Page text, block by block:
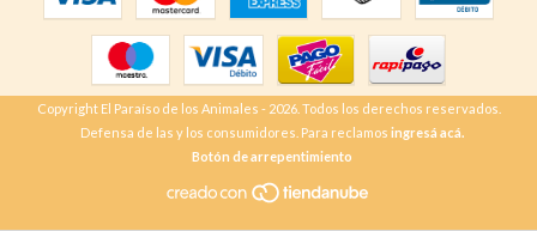
Copyright El Paraíso de los Animales - 2026. Todos los derechos reservados.
Defensa de las y los consumidores. Para reclamos ingresá acá.
Botón de arrepentimiento